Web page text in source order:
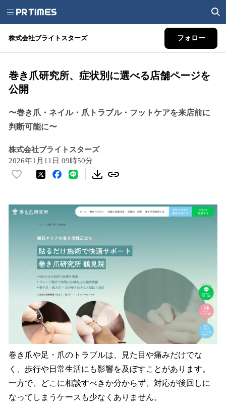
株式会社ブライトスターズ フォロー
巻き爪研究所、症状別に選べる店舗ページを
公開
〜巻き爪・ネイル・爪トラブル・フットケアを来店前に
判断可能に〜
株式会社ブライトスターズ
2026年1月11日 09時50分
い
！
巻き爪や足・爪のトラブルは、見た目や痛みだけでな
く、歩行や日常生活にも影響を及ぼすことがあります。
一方で、どこに相談すべきか分からず、対応が後回しに
なってしまうケースも少なくありません。